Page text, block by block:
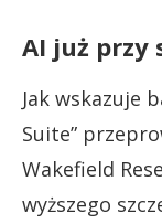
AI już przy
Jak wskazuje
Suite”
Wakefield
wyższego